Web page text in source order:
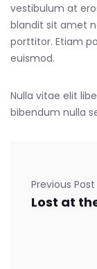
vestibulum at
blandit sit amet
porttitor. Etiam
euismod.
Nulla vitae elit
bibendum nulla
Previous Post